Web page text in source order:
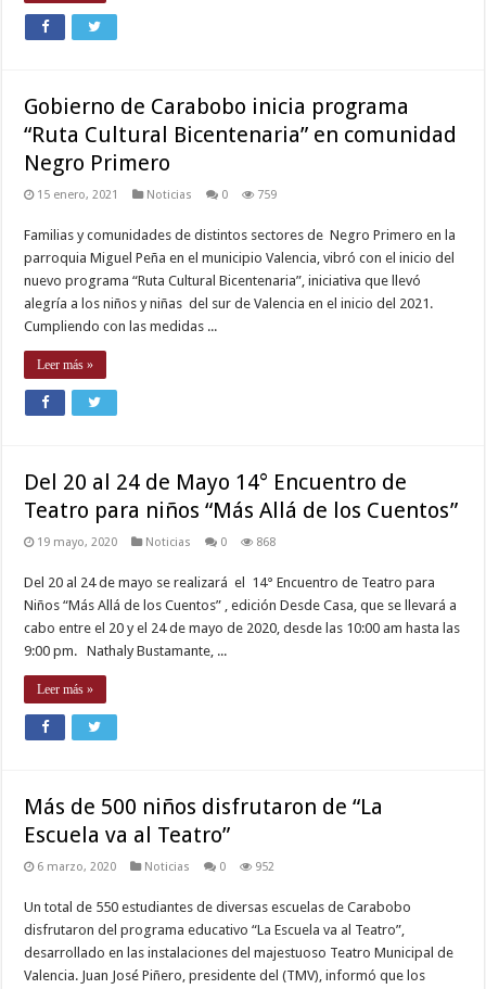
Gobierno de Carabobo inicia programa
“Ruta Cultural Bicentenaria” en comunidad
Negro Primero
15 enero, 2021 Noticias 0 759
Familias y comunidades de distintos sectores de Negro Primero en la
parroquia Miguel Peña en el municipio Valencia, vibró con el inicio del
nuevo programa “Ruta Cultural Bicentenaria”, iniciativa que llevó
alegría a los niños y niñas del sur de Valencia en el inicio del 2021.
Cumpliendo con las medidas ...
Leer más »
Del 20 al 24 de Mayo 14° Encuentro de
Teatro para niños “Más Allá de los Cuentos”
19 mayo, 2020 Noticias 0 868
Del 20 al 24 de mayo se realizará el 14° Encuentro de Teatro para
Niños “Más Allá de los Cuentos” , edición Desde Casa, que se llevará a
cabo entre el 20 y el 24 de mayo de 2020, desde las 10:00 am hasta las
9:00 pm. Nathaly Bustamante, ...
Leer más »
Más de 500 niños disfrutaron de “La
Escuela va al Teatro”
6 marzo, 2020 Noticias 0 952
Un total de 550 estudiantes de diversas escuelas de Carabobo
disfrutaron del programa educativo “La Escuela va al Teatro”,
desarrollado en las instalaciones del majestuoso Teatro Municipal de
Valencia. Juan José Piñero, presidente del (TMV), informó que los